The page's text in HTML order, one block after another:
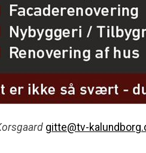
gitte@tv-